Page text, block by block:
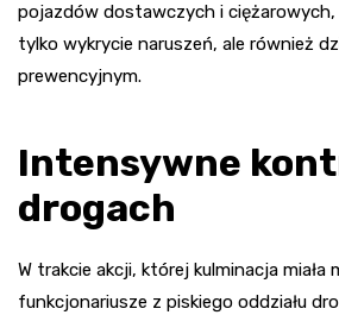
pojazdów dostawczych i ciężarowych,
tylko wykrycie naruszeń, ale również
prewencyjnym.
Intensywne
drogach
W trakcie akcji, której kulminacja miała
funkcjonariusze z piskiego oddziału